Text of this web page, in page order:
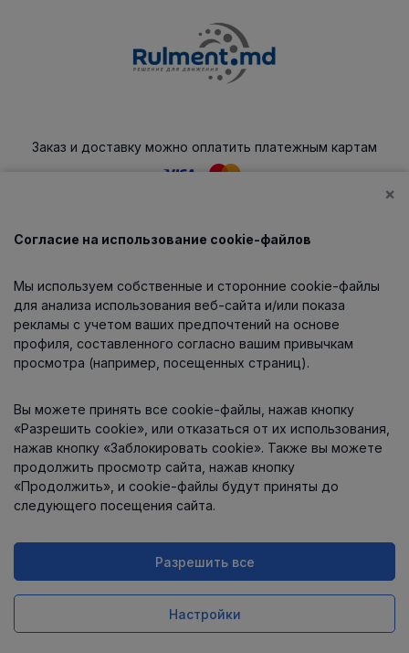
Заказ и доставку можно оплатить платежным картам
Каталог
О компании
Информация
Контакты
Интернет-магазин работает
×
Согласие на использование cookie-файлов
Мы используем собственные и сторонние cookie-файлы
для анализа использования веб-сайта и/или показа
рекламы с учетом ваших предпочтений на основе
профиля, составленного согласно вашим привычкам
просмотра (например, посещенных страниц).
Вы можете принять все cookie-файлы, нажав кнопку
«Разрешить cookie», или отказаться от их использования,
нажав кнопку «Заблокировать cookie». Также вы можете
продолжить просмотр сайта, нажав кнопку
«Продолжить», и cookie-файлы будут приняты до
следующего посещения сайта.
Разрешить все
Настройки